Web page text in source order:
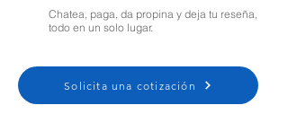
Chatea, paga, da propina y deja tu reseña,
todo en un solo lugar.
Solicita una cotización